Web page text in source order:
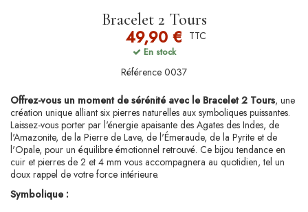
Bracelet 2 Tours
49,90 € TTC
En stock
Référence 0037
Offrez-vous un moment de sérénité avec le Bracelet 2 Tours, une
création unique alliant six pierres naturelles aux symboliques puissantes.
Laissez-vous porter par l'énergie apaisante des Agates des Indes, de
l'Amazonite, de la Pierre de Lave, de l'Émeraude, de la Pyrite et de
l'Opale, pour un équilibre émotionnel retrouvé. Ce bijou tendance en
cuir et pierres de 2 et 4 mm vous accompagnera au quotidien, tel un
doux rappel de votre force intérieure.
Symbolique :